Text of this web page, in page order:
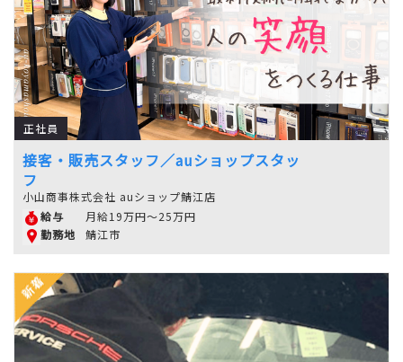
正社員
接客・販売スタッフ／auショップスタッ
フ
小山商事株式会社 auショップ鯖江店
給与
月給19万円～25万円
勤務地
鯖江市